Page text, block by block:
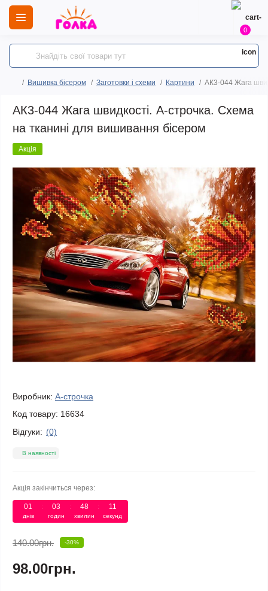
0
Вишивка бісером Заготовки і схеми Картини АК3-044 Жага
АК3-044 Жага швидкості. А-строчка. Схема
на тканині для вишивання бісером
Акція
Виробник: А-строчка
Код товару: 16634
Відгуки: (0)
В наявності
Акція закінчиться через:
01
днів
: 03
годин
: 48
хвилин
: 11
секунд
140.00грн. -30%
98.00грн.